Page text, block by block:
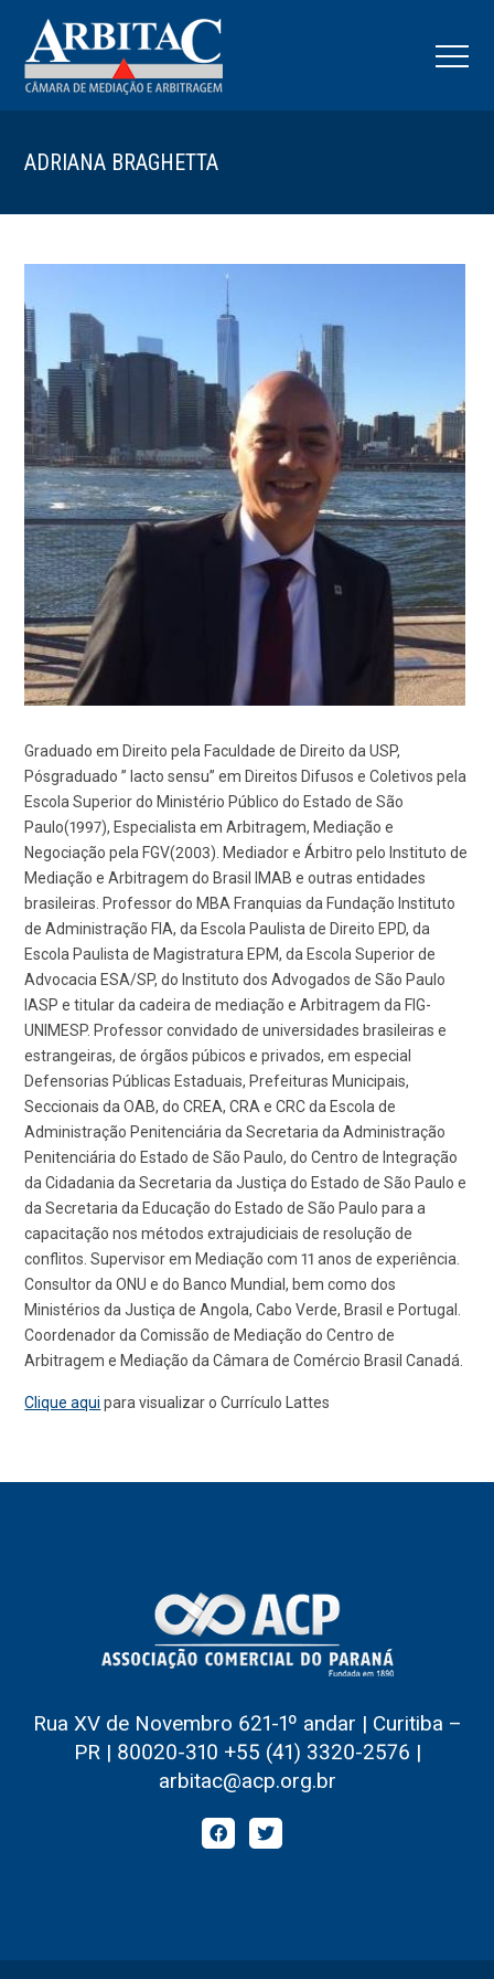
ADRIANA BRAGHETTA
Graduado em Direito pela Faculdade de Direito da USP,
Pósgraduado ” lacto sensu” em Direitos Difusos e Coletivos pela
Escola Superior do Ministério Público do Estado de São
Paulo(1997), Especialista em Arbitragem, Mediação e
Negociação pela FGV(2003). Mediador e Árbitro pelo Instituto de
Mediação e Arbitragem do Brasil IMAB e outras entidades
brasileiras. Professor do MBA Franquias da Fundação Instituto
de Administração FIA, da Escola Paulista de Direito EPD, da
Escola Paulista de Magistratura EPM, da Escola Superior de
Advocacia ESA/SP, do Instituto dos Advogados de São Paulo
IASP e titular da cadeira de mediação e Arbitragem da FIG-
UNIMESP. Professor convidado de universidades brasileiras e
estrangeiras, de órgãos púbicos e privados, em especial
Defensorias Públicas Estaduais, Prefeituras Municipais,
Seccionais da OAB, do CREA, CRA e CRC da Escola de
Administração Penitenciária da Secretaria da Administração
Penitenciária do Estado de São Paulo, do Centro de Integração
da Cidadania da Secretaria da Justiça do Estado de São Paulo e
da Secretaria da Educação do Estado de São Paulo para a
capacitação nos métodos extrajudiciais de resolução de
conflitos. Supervisor em Mediação com 11 anos de experiência.
Consultor da ONU e do Banco Mundial, bem como dos
Ministérios da Justiça de Angola, Cabo Verde, Brasil e Portugal.
Coordenador da Comissão de Mediação do Centro de
Arbitragem e Mediação da Câmara de Comércio Brasil Canadá.
Clique aqui para visualizar o Currículo Lattes
Rua XV de Novembro 621-1º andar | Curitiba –
PR | 80020-310 +55 (41) 3320-2576 |
arbitac@acp.org.br